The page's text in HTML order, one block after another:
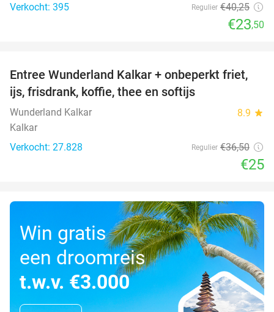
Verkocht: 395
Regulier €40,25
€23,50
32%
Entree Wunderland Kalkar + onbeperkt friet,
ijs, frisdrank, koffie, thee en softijs
Wunderland Kalkar 8.9 star
Kalkar
Verkocht: 27.828
Regulier €36,50
€25
Win gratis
een droomreis
t.w.v. €3.000